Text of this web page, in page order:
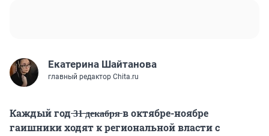
Екатерина Шайтанова
главный редактор Chita.ru
Каждый год ̶3̶1̶ ̶д̶е̶к̶а̶б̶р̶я̶ в октябре-ноябре
гаишники ходят к региональной власти с